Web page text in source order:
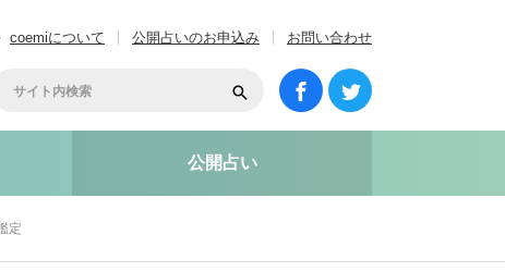
coemiについて 公開占いのお申込み お問い合わせ
公開占い
定